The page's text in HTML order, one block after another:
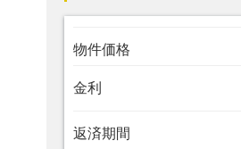
物件価格
金利
返済期間